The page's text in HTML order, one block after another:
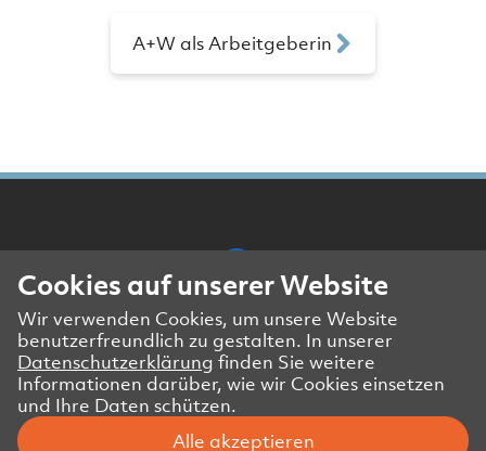
A+W als Arbeitgeberin
Presse- und Medienkontakt
Impressum
Datenschutzerklärung Website
Datenschutzerklärung Geschäftspartner
Cookies auf unserer Website
Wir verwenden Cookies, um unsere Website
benutzerfreundlich zu gestalten. In unserer
Datenschutzerklärung finden Sie weitere
Informationen darüber, wie wir Cookies einsetzen
und Ihre Daten schützen.
Alle akzeptieren